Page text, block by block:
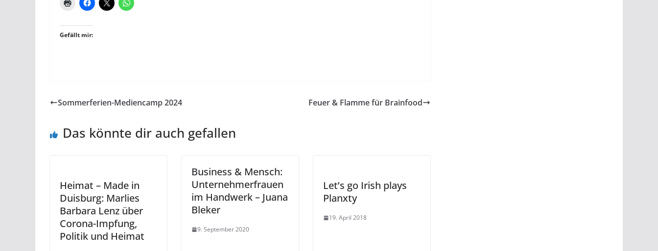
Gefällt mir:
Sommerferien-Mediencamp 2024 Feuer & Flamme für Brainfood
Das könnte dir auch gefallen
Heimat – Made in
Duisburg: Marlies
Barbara Lenz über
Corona-Impfung,
Politik und Heimat
Business & Mensch:
Unternehmerfrauen
im Handwerk – Juana
Bleker
9. September 2020
Let’s go Irish plays
Planxty
19. April 2018